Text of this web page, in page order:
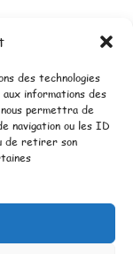
des technologies
informations des
permettra de
navigation ou les ID
de retirer son